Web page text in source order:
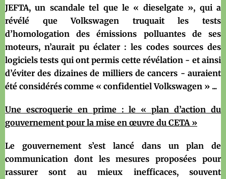
JEFTA, un scandale tel que le « dieselgate », qui a
révélé que Volkswagen truquait les tests
d’homologation des émissions polluantes de ses
moteurs, n’aurait pu éclater : les codes sources des
logiciels tests qui ont permis cette révélation - et ainsi
d’éviter des dizaines de milliers de cancers - auraient
été considérés comme « confidentiel Volkswagen » ...
Une escroquerie en prime : le « plan d’action du
gouvernement pour la mise en œuvre du CETA »
Le gouvernement s’est lancé dans un plan de
communication dont les mesures proposées pour
rassurer sont au mieux inefficaces, souvent